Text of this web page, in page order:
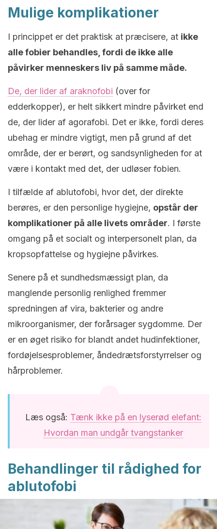
Mulige komplikationer
I princippet er det praktisk at præcisere, at ikke
alle fobier behandles, fordi de ikke alle
påvirker menneskers liv på samme måde.
De, der lider af araknofobi (over for
edderkopper), er helt sikkert mindre påvirket end
de, der lider af agorafobi. Det er ikke, fordi deres
ubehag er mindre vigtigt, men på grund af det
område, der er berørt, og sandsynligheden for at
være i kontakt med det, der udløser fobien.
I tilfælde af ablutofobi, hvor det, der direkte
berøres, er den personlige hygiejne, opstår der
komplikationer på alle livets områder. I første
omgang på et socialt og interpersonelt plan, da
kropsopfattelse og hygiejne påvirkes.
Senere på et sundhedsmæssigt plan, da
manglende personlig renlighed fremmer
spredningen af vira, bakterier og andre
mikroorganismer, der forårsager sygdomme. Der
er en øget risiko for blandt andet hudinfektioner,
fordøjelsesproblemer, åndedrætsforstyrrelser og
hårproblemer.
Læs også: Tænk ikke på en lyserød elefant:
Hvordan man undgår tvangstanker
Behandlinger til rådighed for
ablutofobi